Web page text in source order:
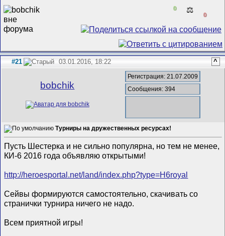
0 ⚖️
0
#21 03.01.2016, 18:22 ^
bobchik
Регистрация: 21.07.2009
Сообщения: 394
Турниры на дружественных ресурсах!
Пусть Шестерка и не сильно популярна, но тем не менее,
КИ-6 2016 года объявляю открытыми!
http://heroesportal.net/land/index.php?type=H6royal
Сейвы формируются самостоятельно, скачивать со
странички турнира ничего не надо.
Всем приятной игры!